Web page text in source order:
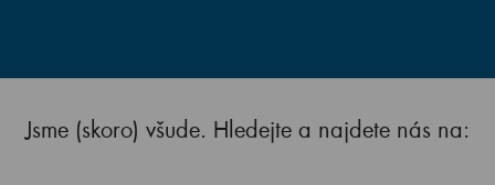
Jsme (skoro) všude. Hledejte a najdete nás na: